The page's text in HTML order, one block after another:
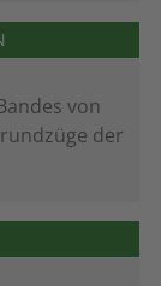
von
der